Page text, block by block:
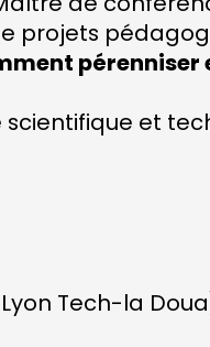
projets
et
Tech-la